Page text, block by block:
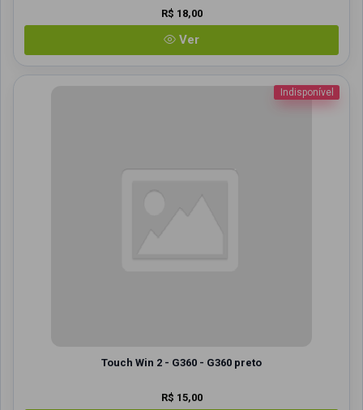
R$ 18,00
Ver
Indisponível
Touch Win 2 - G360 - G360 preto
R$ 15,00